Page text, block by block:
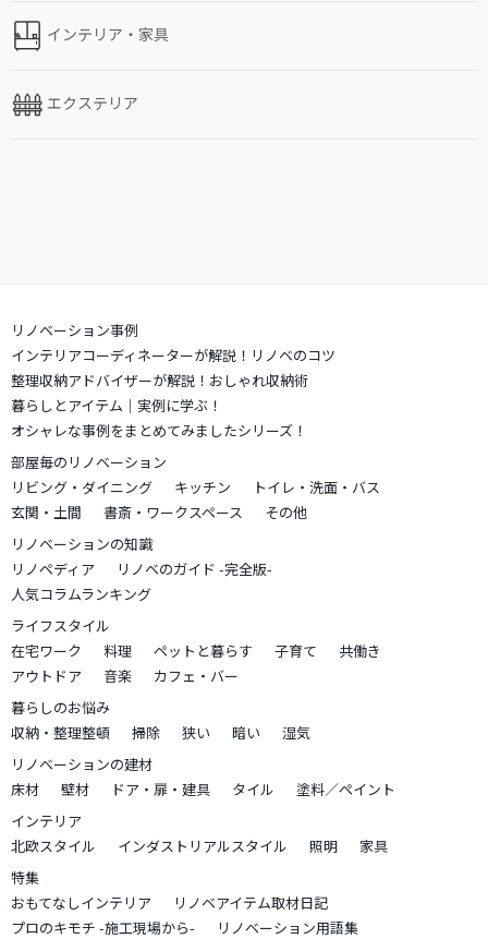
インテリア・家具
エクステリア
リノベーション事例
インテリアコーディネーターが解説！リノベのコツ
整理収納アドバイザーが解説！おしゃれ収納術
暮らしとアイテム｜実例に学ぶ！
オシャレな事例をまとめてみましたシリーズ！
部屋毎のリノベーション
リビング・ダイニング
キッチン
トイレ・洗面・バス
玄関・土間
書斎・ワークスペース
その他
リノベーションの知識
リノペディア
リノベのガイド -完全版-
人気コラムランキング
ライフスタイル
在宅ワーク
料理 ペットと暮らす 子育て
共働き
アウトドア
音楽
カフェ・バー
暮らしのお悩み
収納・整理整頓
掃除 狭い 暗い
湿気
リノベーションの建材
床材
壁材 ドア・扉・建具 タイル
塗料／ペイント
インテリア
北欧スタイル
インダストリアルスタイル 照明
家具
特集
おもてなしインテリア
リノベアイテム取材日記
プロのキモチ -施工現場から-
リノベーション用語集